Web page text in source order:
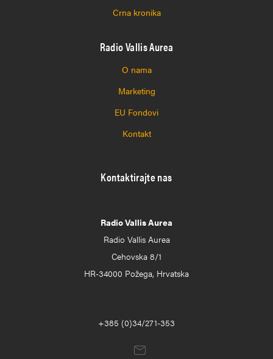
Crna kronika
Radio Vallis Aurea
O nama
Marketing
EU Fondovi
Kontakt
Kontaktirajte nas
Radio Vallis Aurea
Radio Vallis Aurea
Cehovska 8/1
HR-34000 Požega, Hrvatska
+385 (0)34/271-353